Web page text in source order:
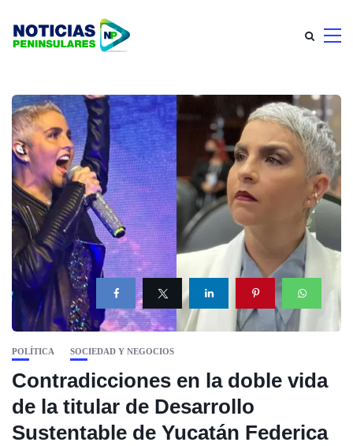
POLÍTICA SOCIEDAD Y NEGOCIOS
Contradicciones en la doble vida
de la titular de Desarrollo
Sustentable de Yucatán Federica